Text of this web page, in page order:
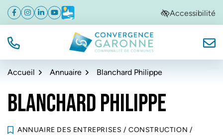
Aller
navigation
Aller
au
Aller
au
de
Facebook
(ouverture dans un nouvel onglet)
Instagram
(ouverture dans un nouvel onglet)
Linkedin
(ouverture dans un nouvel onglet)
YouTube
(ouverture dans un nouvel onglet)
Météo
(ouverture dans un nouvel onglet)Accessibilité
TÉL. Convergence Garonne
Accueil Annuaire Blanchard Philippe
BLANCHARD PHILIPPE
ANNUAIRE DES ENTREPRISES / CONSTRUCTION /